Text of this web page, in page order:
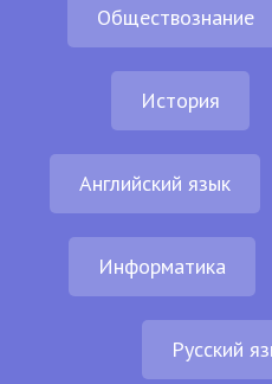
Обществознание
История
Английский язык
Информатика
Русский